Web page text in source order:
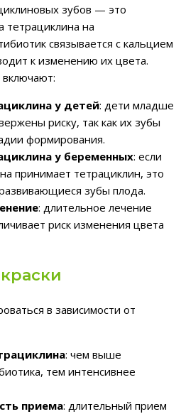
зубов — это
тетрациклина на
связывается с кальцием
к изменению их цвета.
у детей: дети младше
риску, так как их зубы
формирования.
у беременных: если
принимает тетрациклин, это
зубы плода.
: длительное лечение
риск изменения цвета
в зависимости от
: чем выше
тем интенсивнее
приема: длительный прием